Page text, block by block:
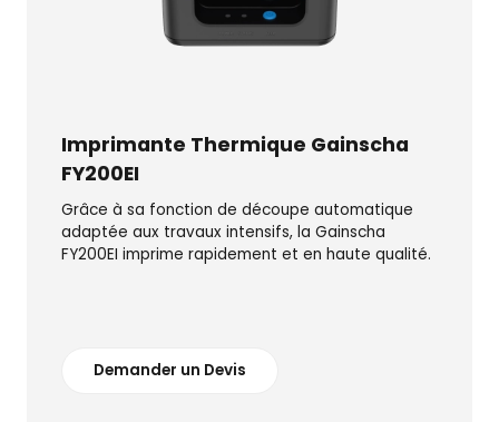
Imprimante Thermique Gainscha
FY200EI
Grâce à sa fonction de découpe automatique
adaptée aux travaux intensifs, la Gainscha
FY200EI imprime rapidement et en haute qualité.
Demander un Devis